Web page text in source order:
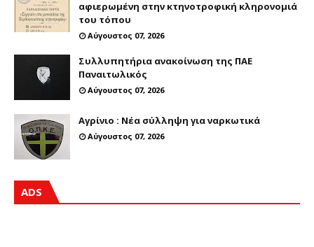
αφιερωμένη στην κτηνοτροφική κληρονομιά
του τόπου
Αύγουστος 07, 2026
Συλλυπητήρια ανακοίνωση της ΠΑΕ
Παναιτωλικός
Αύγουστος 07, 2026
Αγρίνιο : Νέα σύλληψη για ναρκωτικά
Αύγουστος 07, 2026
ADS